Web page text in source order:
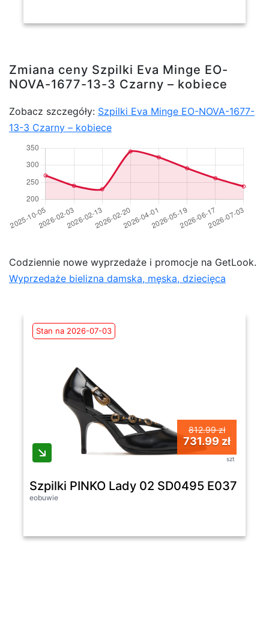
Zmiana ceny Szpilki Eva Minge EO-
NOVA-1677-13-3 Czarny – kobiece
Zobacz szczegóły: Szpilki Eva Minge EO-NOVA-1677-
13-3 Czarny – kobiece
Codziennie nowe wyprzedaże i promocje na GetLook.
Wyprzedaże bielizna damska, męska, dziecięca
Stan na 2026-07-03
812.99 zł
731.99 zł
szt
Szpilki PINKO Lady 02 SD0495 E037
eobuwie